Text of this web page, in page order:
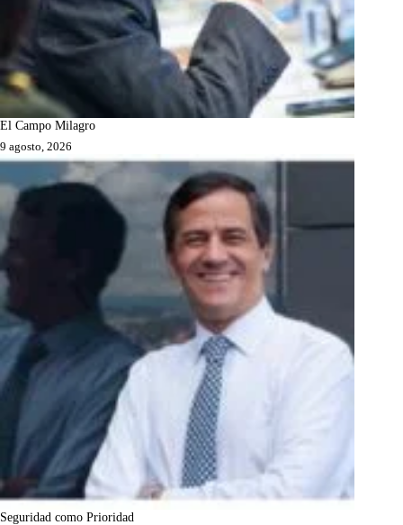
El Campo Milagro
9 agosto, 2026
Seguridad como Prioridad